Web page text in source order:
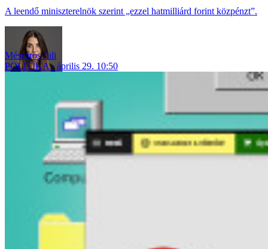
A leendő miniszterelnök szerint „ezzel hatmilliárd forint közpénzt”.
Mészáros Juli
POLITIKA
április 29. 10:50